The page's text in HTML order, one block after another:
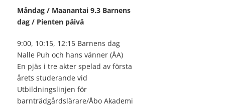
Måndag / Maanantai 9.3 Barnens
dag / Pienten päivä
9:00, 10:15, 12:15 Barnens dag
Nalle Puh och hans vänner (ÅA)
En pjäs i tre akter spelad av första
årets studerande vid
Utbildningslinjen för
barnträdgårdslärare/Åbo Akademi